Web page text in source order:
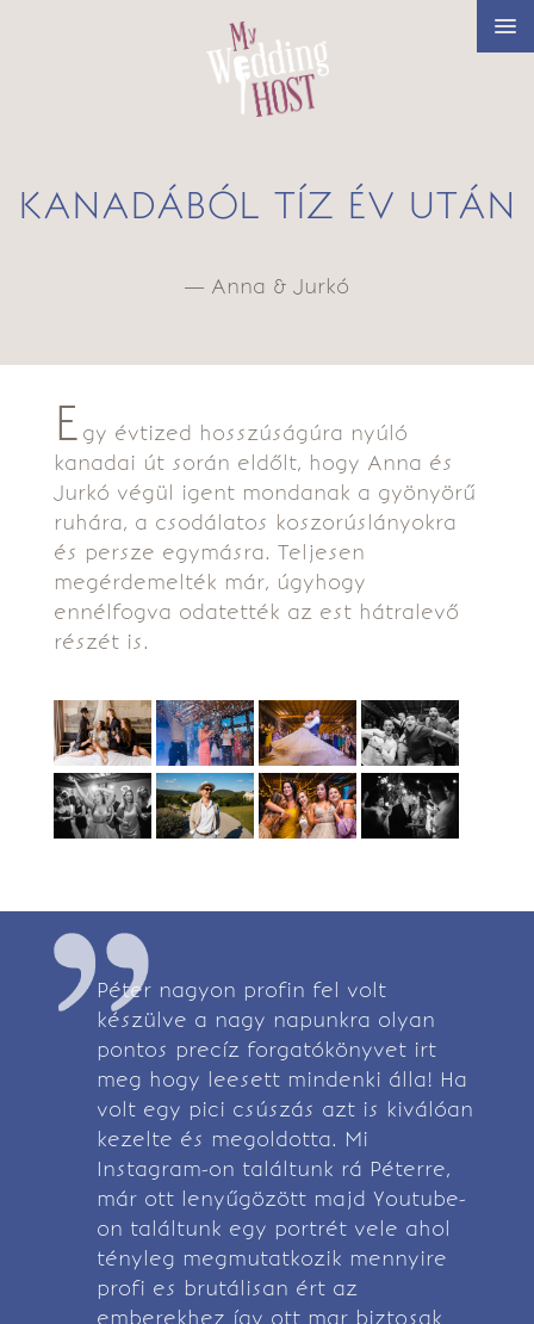
KANADÁBÓL TÍZ ÉV UTÁN
— Anna & Jurkó
E gy évtized hosszúságúra nyúló
kanadai út során eldőlt, hogy Anna és
Jurkó végül igent mondanak a gyönyörű
ruhára, a csodálatos koszorúslányokra
és persze egymásra. Teljesen
megérdemelték már, úgyhogy
ennélfogva odatették az est hátralevő
részét is.
Péter nagyon profin fel volt
készülve a nagy napunkra olyan
pontos precíz forgatókönyvet irt
meg hogy leesett mindenki álla! Ha
volt egy pici csúszás azt is kiválóan
kezelte és megoldotta. Mi
Instagram-on találtunk rá Péterre,
már ott lenyűgözött majd Youtube-
on találtunk egy portrét vele ahol
tényleg megmutatkozik mennyire
profi es brutálisan ért az
emberekhez így ott mar biztosak